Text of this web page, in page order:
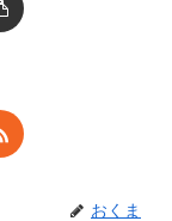
おくま